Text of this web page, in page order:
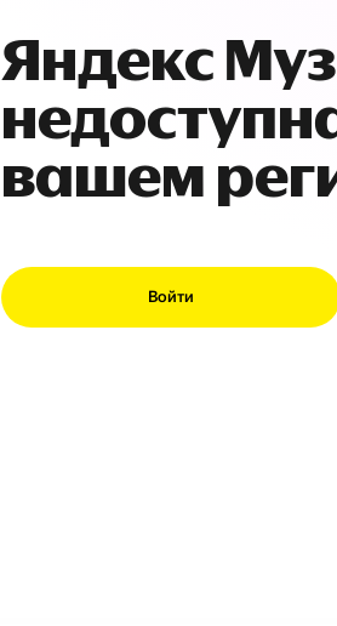
Яндекс
вашем
Войти